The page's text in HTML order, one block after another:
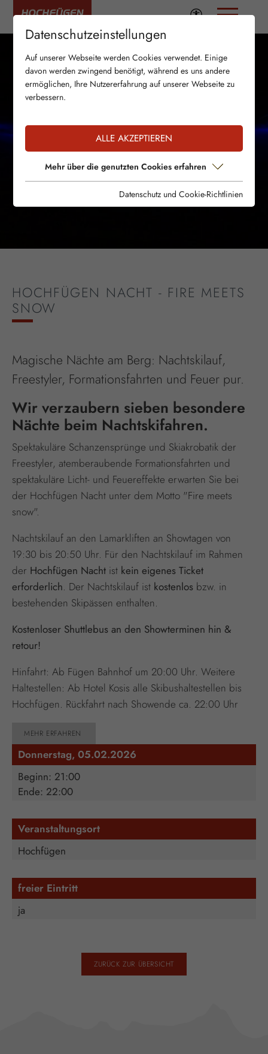
HOCHFÜGEN NACHT - FIRE MEETS
SNOW
Magische Nächte am Berg: Nachtskilauf,
Freestyler, Formationsfahrten und Feuer pur.
Wir verzaubern sieben besondere
Nächte beim Nachtskifahren.
Spektakuläre Schanzensprünge und Skiakrobatik der
Freestyler, atemberaubende Formationsfahrten und
spektakuläre Licht- und Feuereffekte erwarten Sie bei
der Hochfügen Nacht unter dem Motto "Fire meets
snow".
Nachtskilauf an den Lamarkliften an Showtagen von
19:30 bis 20:50 Uhr. Für den Nachtskilauf im Rahmen
der Hochfügen Nacht ist kein eigenes Ticket
erforderlich. Der Nachtskilauf ist kostenlos bzw. in
bestehenden Skipässen enthalten.
Kostenloser Shuttlebus an den Showterminen hin &
retour!
Hinfahrt: Ab Fügen Bahnhof um 20:00 Uhr. Weitere
Haltestellen: Ab Hotel Kosis alle Skibushaltestellen bis
Hochfügen. Rückfahrt nach Showende ca. 22:00 Uhr
MEHR ERFAHREN
Donnerstag, 05.02.2026
Beginn: 21:00
Ende: 22:00
Veranstaltungsort
Hochfügen
freier Eintritt
ja
ZURÜCK ZUR ÜBERSICHT
Datenschutzeinstellungen
Auf unserer Webseite werden Cookies verwendet. Einige
davon werden zwingend benötigt, während es uns andere
ermöglichen, Ihre Nutzererfahrung auf unserer Webseite zu
verbessern.
ALLE AKZEPTIEREN
Mehr über die genutzten Cookies erfahren
Datenschutz und Cookie-Richtlinien